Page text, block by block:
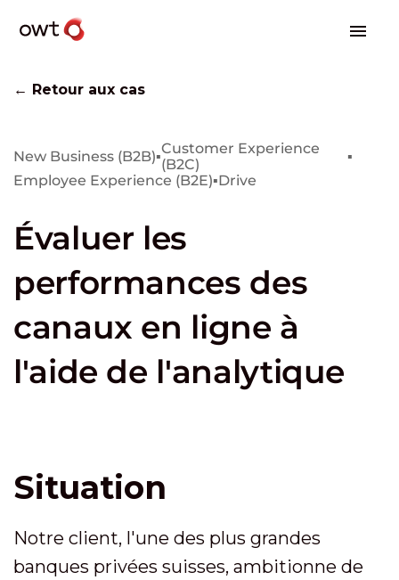
← Retour aux cas
New Business (B2B)▪Customer Experience
(B2C)
▪
Employee Experience (B2E)▪Drive
Évaluer les
performances des
canaux en ligne à
l'aide de l'analytique
Situation
Notre client, l'une des plus grandes
banques privées suisses, ambitionne de